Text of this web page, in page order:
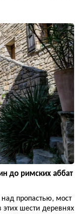
до римских аббат
над пропастью, мост
шести деревнях